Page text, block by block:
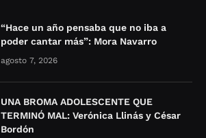
“Hace un año pensaba que no iba a
poder cantar más”: Mora Navarro
agosto 7, 2026
UNA BROMA ADOLESCENTE QUE
TERMINÓ MAL: Verónica Llinás y César
Bordón